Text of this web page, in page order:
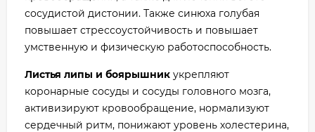
сосудистой дистонии. Также синюха голубая
повышает стрессоустойчивость и повышает
умственную и физическую работоспособность.
Листья липы и боярышник укрепляют
коронарные сосуды и сосуды головного мозга,
активизируют кровообращение, нормализуют
сердечный ритм, понижают уровень холестерина,